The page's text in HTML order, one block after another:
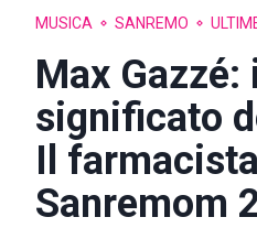
MUSICA SANREMO
Max Gazzé:
significato
Il
Sanremom